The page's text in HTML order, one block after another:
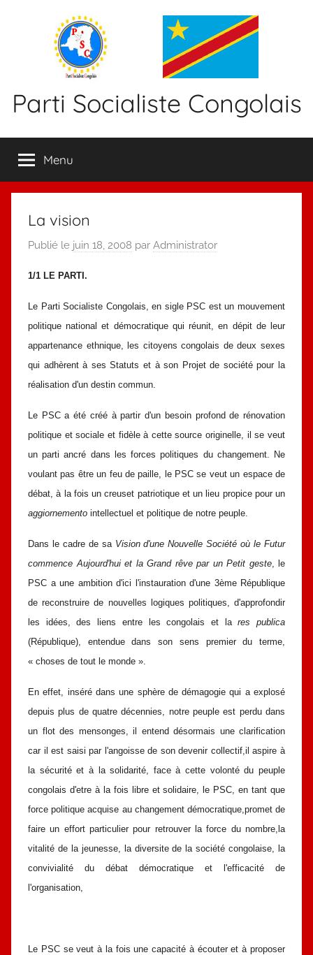
Parti Socialiste Congolais
Menu
La vision
Publié le juin 18, 2008 par Administrator
1/1 LE PARTI.
Le Parti Socialiste Congolais, en sigle PSC est un mouvement
politiquenational et démocratique qui réunit, en dépit de leur
appartenance ethnique, les citoyens congolais de deux sexes
qui adhèrent à ses Statuts et à son Projet de société pour la
réalisation d'un destin commun.
Le PSC a été créé à partir d'un besoin profond de rénovation
politique etsociale et fidèle à cette source originelle, il se veut
un parti ancré dans les forcespolitiques du changement. Ne
voulant pas être un feu de paille, le PSC se veutun espace de
débat, à la fois un creuset patriotique et un lieu propice pour un
aggiornemento intellectuel et politique de notre peuple.
Dans le cadre de sa Vision d'une Nouvelle Société où le Futur
commence Aujourd'hui et la Grand rêve par un Petit geste, le
PSC a une ambition d'ici l'instauration d'une 3ème République
de reconstruire de nouvelles logiques politiques, d'approfondir
les idées, des liens entre les congolais et lares publica
(République), entendue dans son sens premier du terme,
« choses de tout le monde ».
En effet, inséré dans une sphère de démagogie qui a explosé
depuis plus de quatre décennies, notre peuple est perdu dans
un flot des mensonges, il entend désormais une clarification
car il est saisi par l'angoisse de son devenir collectif,il aspire à
la sécurité et à la solidarité, face à cette volonté du peuple
congolais d'etre à la fois libre et solidaire,le PSC, en tant que
force politique acquise au changement démocratique,promet de
faire un effort particulier pour retrouver la force du nombre,la
vitalité de la jeunesse, la diversite de la société congolaise, la
convivialité du débat démocratique et l'efficacité de
l'organisation,
Le PSC se veut à la fois une capacité à écouter et à proposer